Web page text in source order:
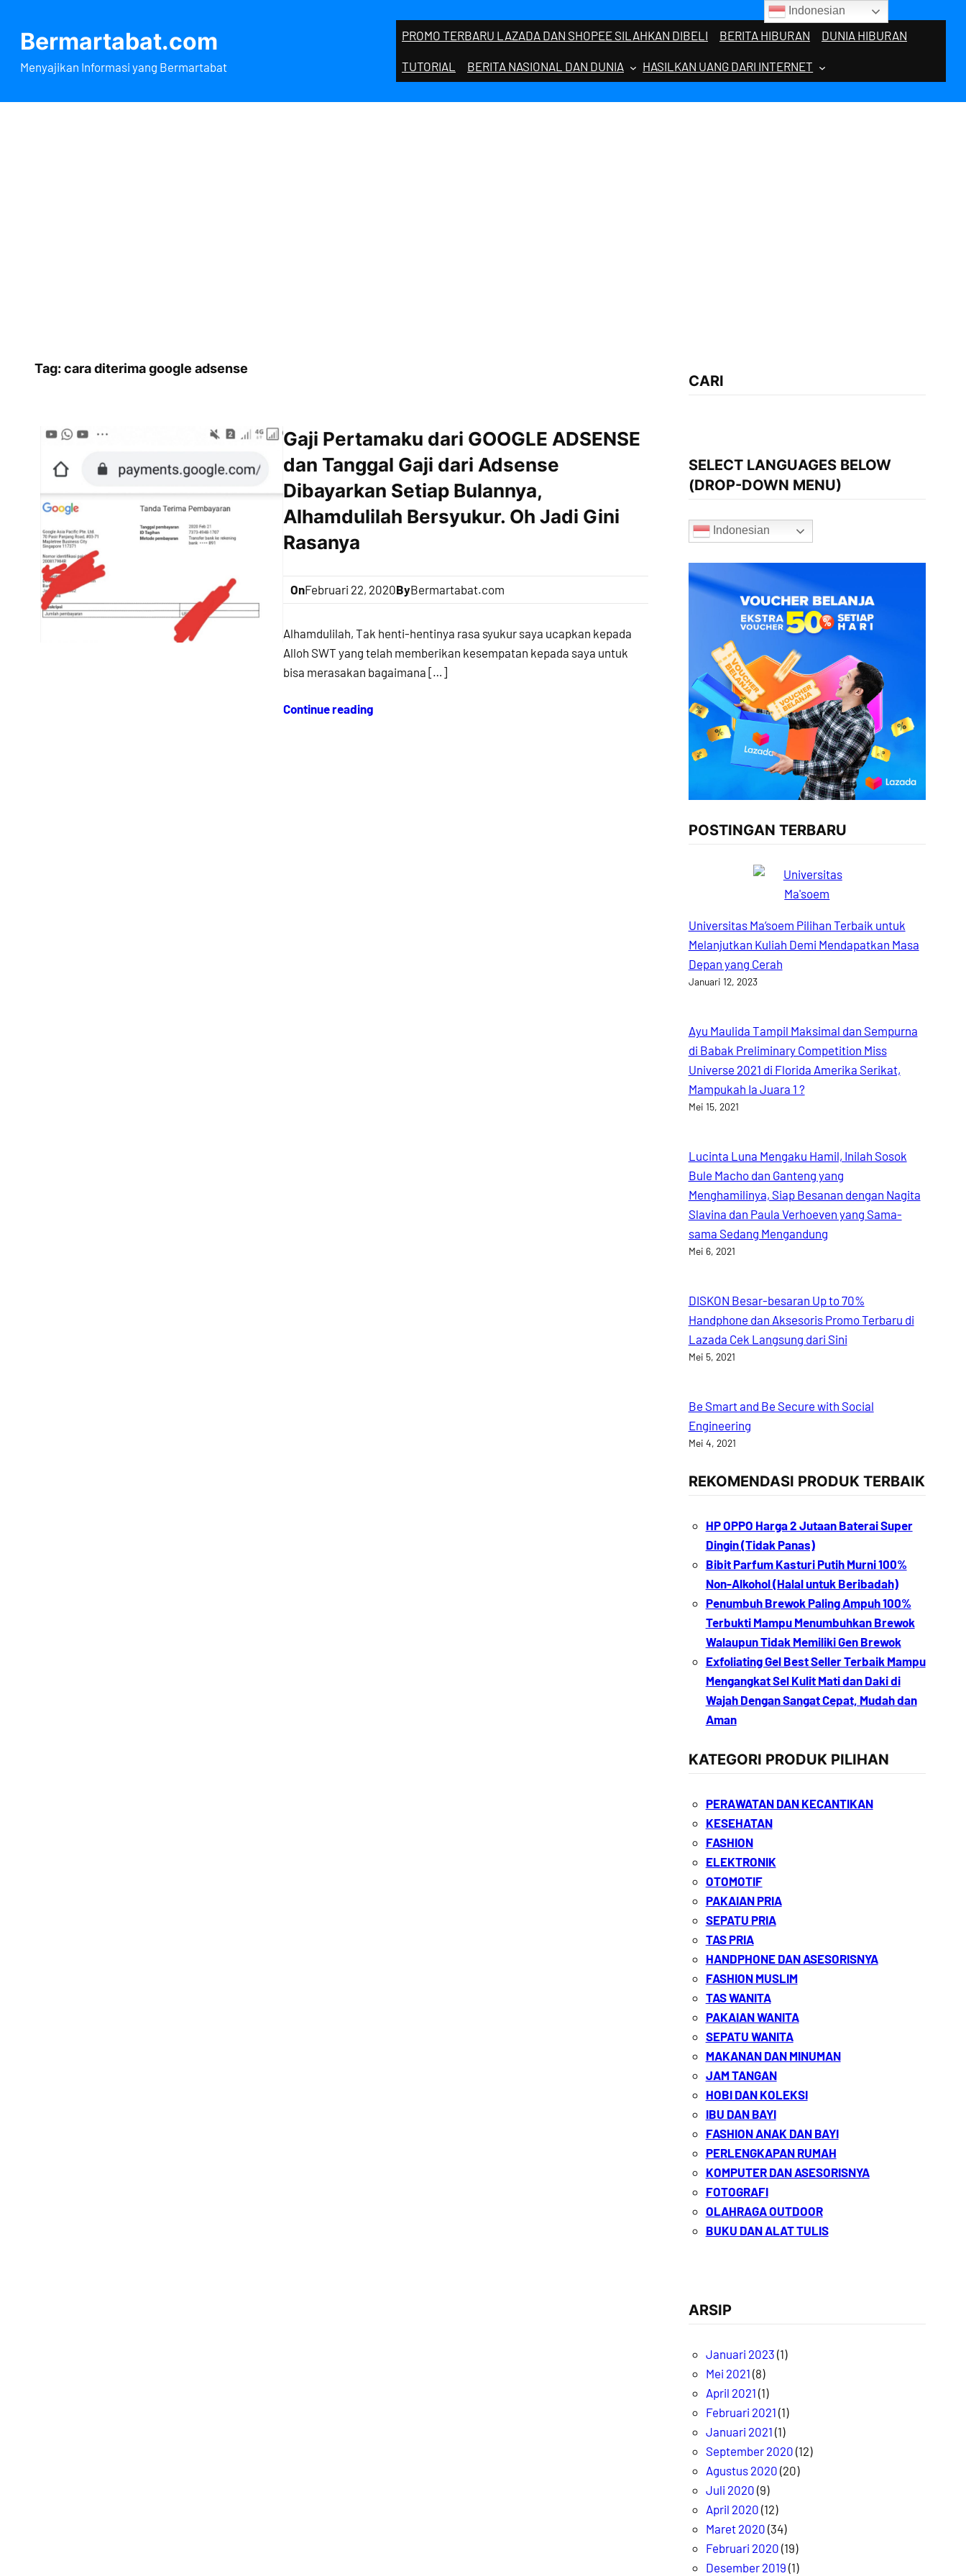
kontenBermartabat.com
Menyajikan Informasi yang Bermartabat
PROMO TERBARU LAZADA DAN SHOPEE SILAHKAN DIBELI BERITA HIBURAN DUNIA HIBURAN
TUTORIAL BERITA NASIONAL DAN DUNIA HASILKAN UANG DARI INTERNET
Tag:cara diterima google adsense
Gaji Pertamaku dari GOOGLE ADSENSE
dan Tanggal Gaji dari Adsense
Dibayarkan Setiap Bulannya,
Alhamdulilah Bersyukur. Oh Jadi Gini
Rasanya
OnFebruari 22, 2020ByBermartabat.com
Alhamdulilah, Tak henti-hentinya rasa syukur saya ucapkan kepada
Alloh SWT yang telah memberikan kesempatan kepada saya untuk
bisa merasakan bagaimana […]
Continue reading
CARI
SELECT LANGUAGES BELOW
(DROP-DOWN MENU)
Indonesian
POSTINGAN TERBARU
Universitas Ma’soem Pilihan Terbaik untuk
Melanjutkan Kuliah Demi Mendapatkan Masa
Depan yang Cerah
Januari 12, 2023
Ayu Maulida Tampil Maksimal dan Sempurna
di Babak Preliminary Competition Miss
Universe 2021 di Florida Amerika Serikat,
Mampukah Ia Juara 1 ?
Mei 15, 2021
Lucinta Luna Mengaku Hamil, Inilah Sosok
Bule Macho dan Ganteng yang
Menghamilinya, Siap Besanan dengan Nagita
Slavina dan Paula Verhoeven yang Sama-
sama Sedang Mengandung
Mei 6, 2021
DISKON Besar-besaran Up to 70%
Handphone dan Aksesoris Promo Terbaru di
Lazada Cek Langsung dari Sini
Mei 5, 2021
Be Smart and Be Secure with Social
Engineering
Mei 4, 2021
REKOMENDASI PRODUK TERBAIK
HP OPPO Harga 2 Jutaan Baterai Super
Dingin (Tidak Panas)
Bibit Parfum Kasturi Putih Murni 100%
Non-Alkohol (Halal untuk Beribadah)
Penumbuh Brewok Paling Ampuh 100%
Terbukti Mampu Menumbuhkan Brewok
Walaupun Tidak Memiliki Gen Brewok
Exfoliating Gel Best Seller Terbaik Mampu
Mengangkat Sel Kulit Mati dan Daki di
Wajah Dengan Sangat Cepat, Mudah dan
Aman
KATEGORI PRODUK PILIHAN
PERAWATAN DAN KECANTIKAN
KESEHATAN
FASHION
ELEKTRONIK
OTOMOTIF
PAKAIAN PRIA
SEPATU PRIA
TAS PRIA
HANDPHONE DAN ASESORISNYA
FASHION MUSLIM
TAS WANITA
PAKAIAN WANITA
SEPATU WANITA
MAKANAN DAN MINUMAN
JAM TANGAN
HOBI DAN KOLEKSI
IBU DAN BAYI
FASHION ANAK DAN BAYI
PERLENGKAPAN RUMAH
KOMPUTER DAN ASESORISNYA
FOTOGRAFI
OLAHRAGA OUTDOOR
BUKU DAN ALAT TULIS
ARSIP
Januari 2023 (1)
Mei 2021 (8)
April 2021 (1)
Februari 2021 (1)
Januari 2021 (1)
September 2020 (12)
Agustus 2020 (20)
Juli 2020 (9)
April 2020 (12)
Maret 2020 (34)
Februari 2020 (19)
Desember 2019 (1)
Indonesian